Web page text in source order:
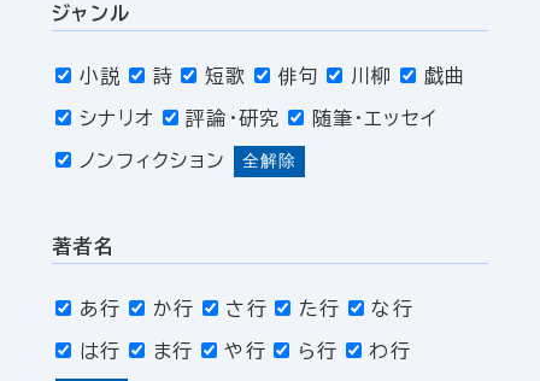
ジャンル
小説 詩 短歌 俳句 川柳 戯曲
シナリオ 評論・研究 随筆・エッセイ
ノンフィクション 全解除
著者名
あ行 か行 さ行 た行 な行
は行 ま行 や行 ら行 わ行